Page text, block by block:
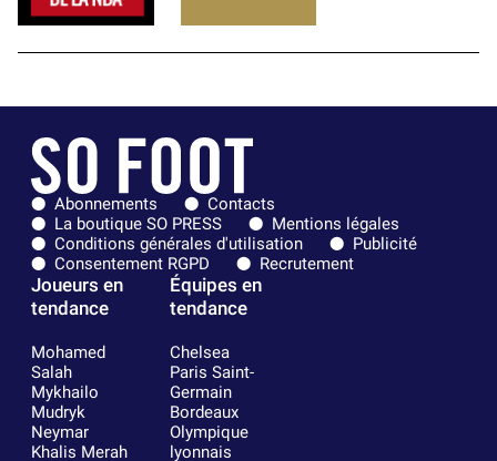
Abonnements
Contacts
La boutique SO PRESS
Mentions légales
Conditions générales d'utilisation
Publicité
Consentement RGPD
Recrutement
Joueurs en
tendance
Mohamed
Salah
Mykhailo
Mudryk
Neymar
Khalis Merah
Équipes en
tendance
Chelsea
Paris Saint-
Germain
Bordeaux
Olympique
lyonnais